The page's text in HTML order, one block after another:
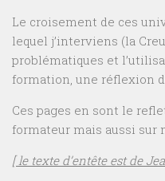
Le croisement de ces
lequel j’interviens (la
problématiques et
formation, une réflexion
Ces pages en sont le
formateur mais aussi sur
[ le texte d’entête est de